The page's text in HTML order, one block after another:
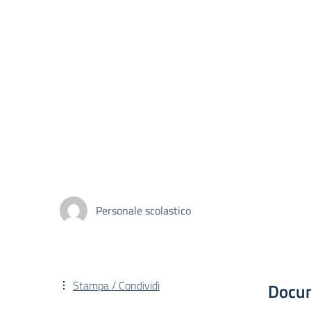
Personale scolastico
Stampa / Condividi